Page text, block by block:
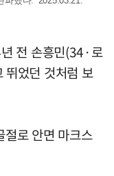
전 손흥민(34·로
뛰었던 것처럼 보
절로 안면 마크스